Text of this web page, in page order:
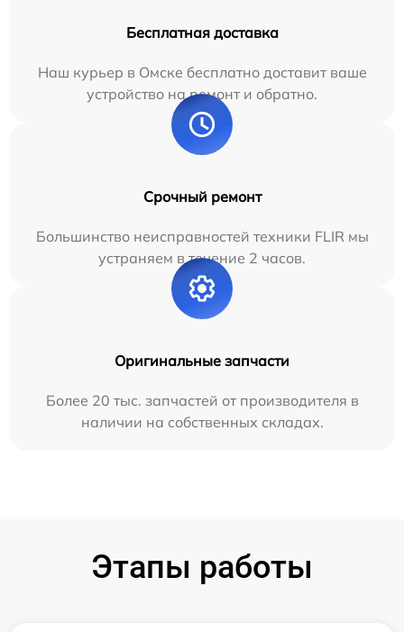
Бесплатная доставка
Наш курьер в Омске бесплатно доставит ваше
устройство на ремонт и обратно.
Срочный ремонт
Большинство неисправностей техники FLIR мы
устраняем в течение 2 часов.
Оригинальные запчасти
Более 20 тыс. запчастей от производителя в
наличии на собственных складах.
Этапы работы